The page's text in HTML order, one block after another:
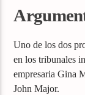
Uno de los dos
en los tribunales
empresaria Gina
John Major.